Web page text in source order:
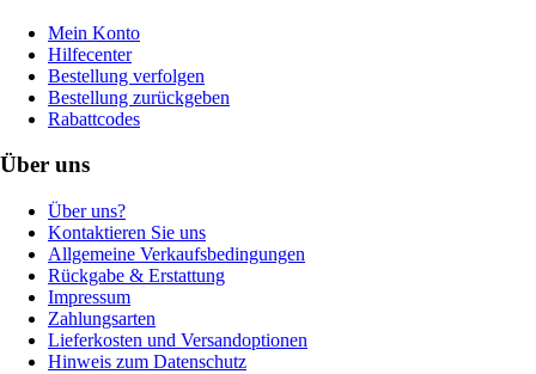
Mein Konto
Hilfecenter
Bestellung verfolgen
Bestellung zurückgeben
Rabattcodes
Über uns
Über uns?
Kontaktieren Sie uns
Allgemeine Verkaufsbedingungen
Rückgabe & Erstattung
Impressum
Zahlungsarten
Lieferkosten und Versandoptionen
Hinweis zum Datenschutz